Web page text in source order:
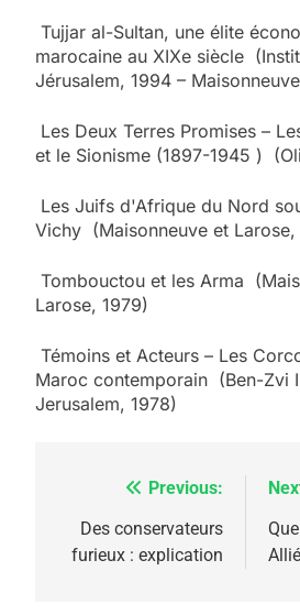
Tujjar al-Sultan, une élite
marocaine au XIXe siècle
Jérusalem, 1994 –
Les Deux Terres Promises –
et le Sionisme (1897-1945 )
Les Juifs d'Afrique du Nord
Vichy (Maisonneuve et Larose,
Tombouctou et les Arma
Larose, 1979)
Témoins et Acteurs – Les
Maroc contemporain (Ben-Zvi
Jerusalem, 1978)
Navigation
de
Previous:
Des conservateurs
furieux : explication
2025,
rapport
FRANCE ISRAÉL
6
MA
Zrihen-